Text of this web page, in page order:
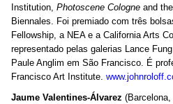
Institution, Photoscene Cologne and
Biennales. Foi premiado com três
Fellowship, a NEA e a California Arts
representado pelas galerias Lance
Paule Anglim em São Francisco. É
Francisco Art Institute.
Jaume Valentines-Álvarez